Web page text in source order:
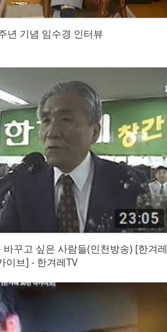
년 기념 임수경 인터뷰
꾸고 싶은 사람들(인천방송) [한겨레
이브] - 한겨레TV